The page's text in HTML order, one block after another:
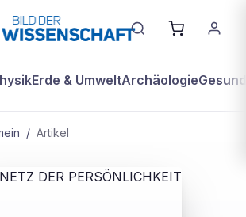
Erde & UmweltArchäologie
/ Artikel